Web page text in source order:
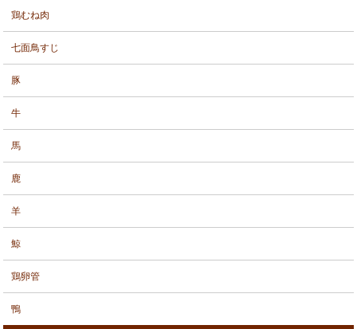
鶏むね肉
七面鳥すじ
豚
牛
馬
鹿
羊
鯨
鶏卵管
鴨